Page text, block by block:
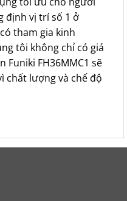
định vị trí số 1 ở
tham gia kinh
tôi không chỉ có giá
Funiki FH36MMC1 sẽ
chất lượng và chế độ